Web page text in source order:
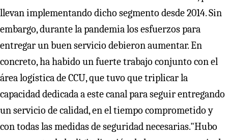
llevan implementando dicho segmento desde 2014. Sin
embargo, durante la pandemia los esfuerzos para
entregar un buen servicio debieron aumentar. En
concreto, ha habido un fuerte trabajo conjunto con el
área logística de CCU, que tuvo que triplicar la
capacidad dedicada a este canal para seguir entregando
un servicio de calidad, en el tiempo comprometido y
con todas las medidas de seguridad necesarias."Hubo